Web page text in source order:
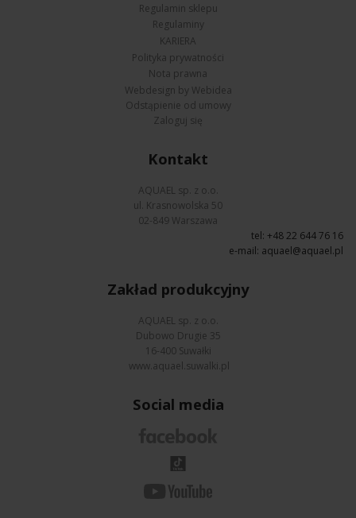
Regulamin sklepu
Regulaminy
KARIERA
Polityka prywatności
Nota prawna
Webdesign by Webidea
Odstąpienie od umowy
Zaloguj się
Kontakt
AQUAEL sp. z o.o.
ul. Krasnowolska 50
02-849 Warszawa
tel: +48 22 644 76 16
e-mail: aquael@aquael.pl
Zakład produkcyjny
AQUAEL sp. z o.o.
Dubowo Drugie 35
16-400 Suwałki
www.aquael.suwalki.pl
Social media